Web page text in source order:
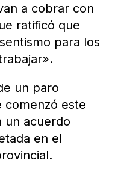
a cobrar con
ratificó que
para los
un paro
comenzó este
un acuerdo
en el